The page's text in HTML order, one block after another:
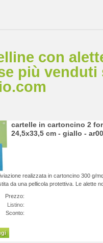
con
più venduti
cartelle in cartoncino 2
24,5x33,5 cm - giallo -
realizzata in cartoncino 300 g/
da una pellicola protettiva. Le alette
Prezzo:
Listino:
Sconto: